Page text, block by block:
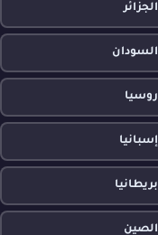
الجزائر
السودان
روسيا
إسبانيا
بريطانيا
الصين